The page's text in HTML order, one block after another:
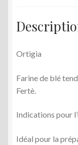
Ortigia
Farine de blé
Fertè.
Indications pour
Idéal pour la